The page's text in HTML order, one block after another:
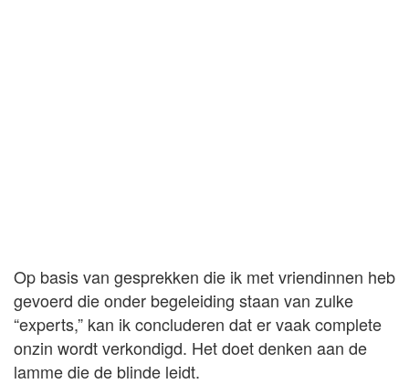
Op basis van gesprekken die ik met vriendinnen heb
gevoerd die onder begeleiding staan van zulke
“experts,” kan ik concluderen dat er vaak complete
onzin wordt verkondigd. Het doet denken aan de
lamme die de blinde leidt.